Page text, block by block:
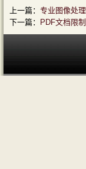
上一篇： 专业图像处
下一篇：
PDF文档限